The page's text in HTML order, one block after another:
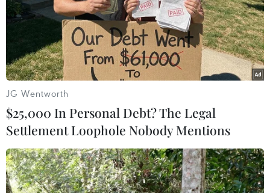
Argentina khẳng định ưu tiên vấn đề chủ
quyền quần đảo tranh chấp
JG Wentworth
$25,000 In Personal Debt? The Legal
Settlement Loophole Nobody Mentions